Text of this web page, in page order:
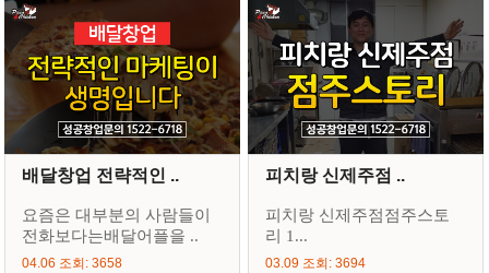
배달창업 전략적인 ..
요즘은 대부분의 사람들이
전화보다는배달어플을 ..
04.06 조회: 3658
피치랑 신제주점 ..
피치랑 신제주점점주스토
리 1...
03.09 조회: 3694